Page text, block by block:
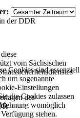
vom Sächsischen
Cookies sind essenziell
um sogenannte
Einstellungen
die Cookies zulassen
womöglich
stehen.